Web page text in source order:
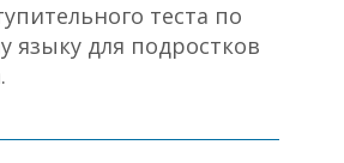
теста по
языку для подростков